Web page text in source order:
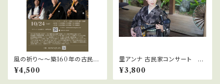
風の祈り〜〜築160年の古民家
に響く尺八の音〜 / 夕の宴
¥4,500
里アンナ 古民家コンサート 昼
の宴
¥3,800